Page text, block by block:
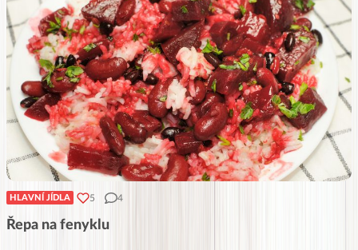
HLAVNÍ JÍDLA 5 4
Řepa na fenyklu